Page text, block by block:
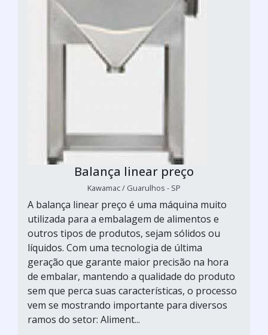
Balança linear preço
Kawamac / Guarulhos - SP
A balança linear preço é uma máquina muito
utilizada para a embalagem de alimentos e
outros tipos de produtos, sejam sólidos ou
líquidos. Com uma tecnologia de última
geração que garante maior precisão na hora
de embalar, mantendo a qualidade do produto
sem que perca suas características, o processo
vem se mostrando importante para diversos
ramos do setor: Aliment...